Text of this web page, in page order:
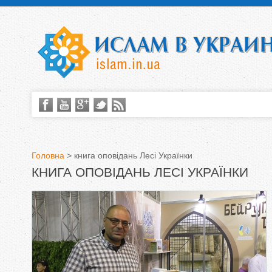
В
и
є
т
Головна > книга оповідань Лесі Українки
КНИГА ОПОВІДАНЬ ЛЕСІ УКРАЇНКИ